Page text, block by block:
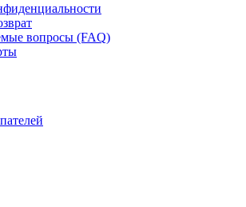
вопросы (FAQ)